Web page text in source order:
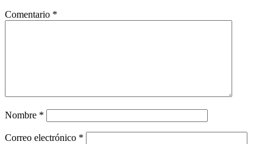
Comentario *
Nombre *
Correo electrónico *